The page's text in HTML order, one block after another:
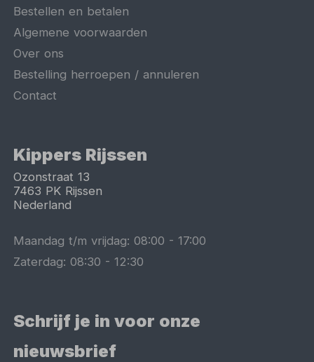
Bestellen en betalen
Algemene voorwaarden
Over ons
Bestelling herroepen / annuleren
Contact
Kippers Rijssen
Ozonstraat 13
7463 PK Rijssen
Nederland
Maandag t/m vrijdag:08:00 -17:00
Zaterdag:08:30 -12:30
Schrijf je in voor onze
nieuwsbrief